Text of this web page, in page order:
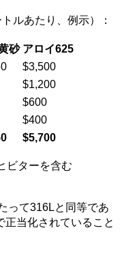
ルあたり、例示）：
砂 アロイ625
$3,500
$1,200
$600
$400
$5,700
ビターを含む
って316Lと同等であ
正当化されていること